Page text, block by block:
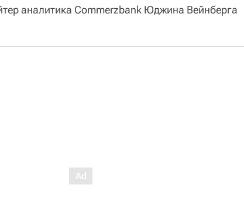
аналитика Commerzbank Юджина Вейнберга